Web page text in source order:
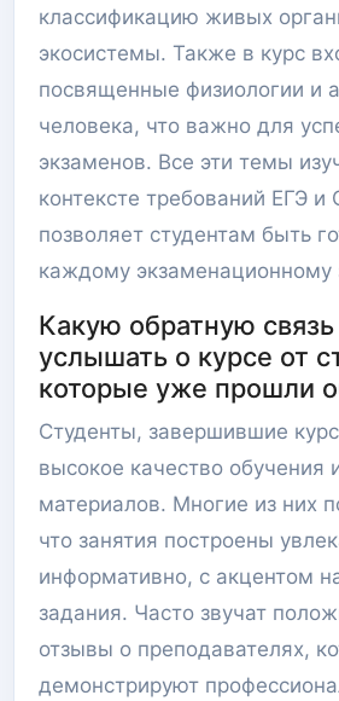
классификацию живых
экосистемы. Также в курс
посвященные физиологии и
человека, что важно для
экзаменов. Все эти темы
контексте требований ЕГЭ и
позволяет студентам быть
каждому экзаменационному
Какую обратную
услышать о курсе от
которые уже прошли
Студенты, завершившие
высокое качество обучения
материалов. Многие из них
что занятия построены
информативно, с акцентом
задания. Часто звучат
отзывы о преподавателях,
демонстрируют